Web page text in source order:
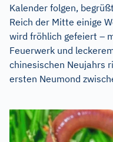
Kalender folgen,
Reich der Mitte einige
wird fröhlich gefeiert –
Feuerwerk und
chinesischen Neujahrs
ersten Neumond